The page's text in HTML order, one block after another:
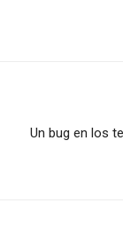
Un bug en los